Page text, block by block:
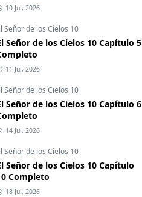
10 Jul, 2026
Señor de los Cielos 10
Señor de los Cielos 10 Capítulo 5
11 Jul, 2026
Señor de los Cielos 10
Señor de los Cielos 10 Capítulo 6
14 Jul, 2026
Señor de los Cielos 10
Señor de los Cielos 10 Capítulo
Completo
18 Jul, 2026